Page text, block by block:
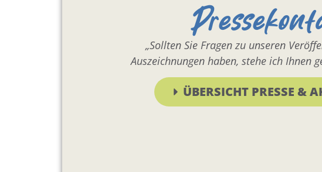
„Sollten Sie Fragen zu unseren
Auszeichnungen haben, stehe ich Ihnen
ÜBERSICHT PRESSE &